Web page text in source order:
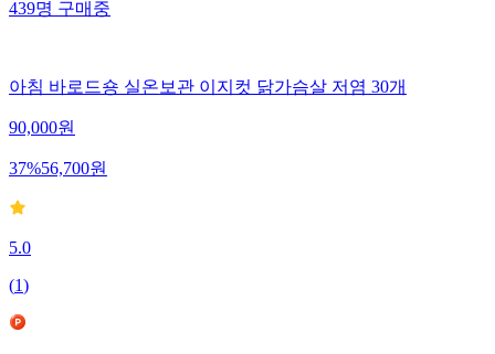
439명구매중
아침 바로드숑 실온보관 이지컷 닭가슴살 저염 30개
90,000원
37%56,700원
5.0
(1)